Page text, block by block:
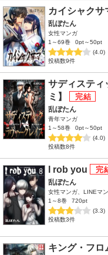
カイシャクサ
乱ぼたん
女性マンガ
1～69巻
0pt～50pt
(4.0)
投稿数9件
サディスティ
ミ】
乱ぼたん
青年マンガ
1～58巻
0pt～50pt
(4.0)
投稿数8件
I rob you
乱ぼたん
女性マンガ、LINEマ
1～8巻
720pt
(3.3)
投稿数3件
キング・フロ